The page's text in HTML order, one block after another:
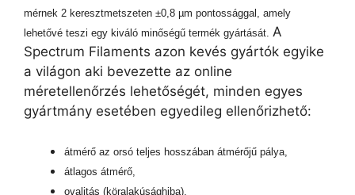
mérnek 2 keresztmetszeten ±0,8 µm pontossággal, amely
lehetővé teszi egy kiváló minőségű termék gyártását. A
Spectrum Filaments azon kevés gyártók egyike
a világon aki bevezette az online
méretellenőrzés lehetőségét, minden egyes
gyártmány esetében egyedileg ellenőrizhető:
átmérő az orsó teljes hosszában átmérőjű pálya,
átlagos átmérő,
ovalitás (köralakúsághiba),